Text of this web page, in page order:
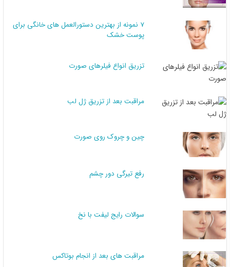
7 نمونه از بهترین دستورالعمل های خانگی برای
پوست خشک
تزریق انواع فیلرهای صورت
مراقبت بعد از تزریق ژل لب
چین و چروک روی صورت
رفع تیرگی دور چشم
سوالات رایج لیفت با نخ
مراقبت های بعد از انجام بوتاکس